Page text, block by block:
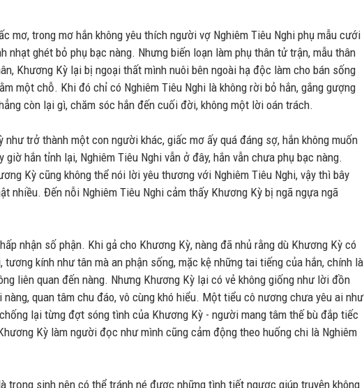
mơ, trong mơ hắn không yêu thích người vợ Nghiêm Tiêu Nghi phụ mẫu cưới
nhạt ghét bỏ phụ bạc nàng. Nhưng biến loạn làm phụ thân tử trận, mẫu thân
Khương Kỳ lại bị ngoại thất mình nuôi bên ngoài hạ độc làm cho bán sống
một chỗ. Khi đó chỉ có Nghiêm Tiêu Nghi là không rời bỏ hắn, gắng gượng
còn lại gì, chăm sóc hắn đến cuối đời, không một lời oán trách.
như trở thành một con người khác, giấc mơ ấy quá đáng sợ, hắn không muốn
giờ hắn tỉnh lại, Nghiêm Tiêu Nghi vẫn ở đây, hắn vẫn chưa phụ bạc nàng.
Kỳ cũng không thể nói lời yêu thương với Nghiêm Tiêu Nghi, vậy thì bây
nhiều. Đến nỗi Nghiêm Tiêu Nghi cảm thấy Khương Kỳ bị ngã ngựa ngã
nhận số phận. Khi gả cho Khương Kỳ, nàng đã nhủ rằng dù Khương Kỳ có
kính như tân mà an phận sống, mặc kệ những tai tiếng của hắn, chính là
liên quan đến nàng. Nhưng Khương Kỳ lại có vẻ không giống như lời đồn
quan tâm chu đáo, vô cùng khó hiểu. Một tiểu cô nương chưa yêu ai như
lại từng đợt sóng tình của Khương Kỳ - người mang tâm thế bù đắp tiếc
Kỳ làm người đọc như mình cũng cảm động theo huống chi là Nghiêm
trọng sinh nên có thể tránh né được những tình tiết ngược giúp truyện không